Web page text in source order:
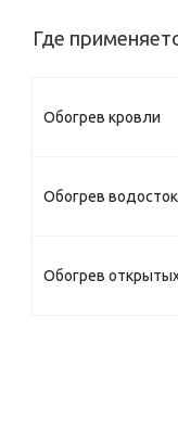
Где
Обогрев кровли
Обогрев
Обогрев